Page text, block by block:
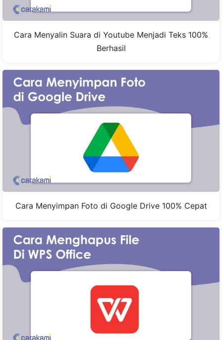
Cara Menyalin Suara di Youtube Menjadi Teks 100%
Berhasil
Cara Menyimpan Foto di Google Drive 100% Cepat